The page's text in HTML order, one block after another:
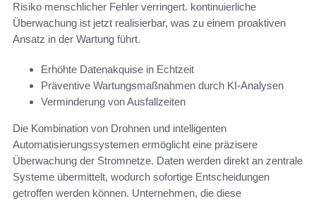
Risiko menschlicher Fehler verringert. kontinuierliche
Überwachung ist jetzt realisierbar, was zu einem proaktiven
Ansatz in der Wartung führt.
Erhöhte Datenakquise in Echtzeit
Präventive Wartungsmaßnahmen durch KI-Analysen
Verminderung von Ausfallzeiten
Die Kombination von Drohnen und intelligenten
Automatisierungssystemen ermöglicht eine präzisere
Überwachung der Stromnetze. Daten werden direkt an zentrale
Systeme übermittelt, wodurch sofortige Entscheidungen
getroffen werden können. Unternehmen, die diese